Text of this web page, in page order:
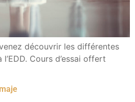
découvrir les différentes
Cours d’essai offert